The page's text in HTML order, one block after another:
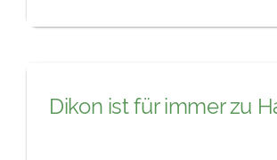
Dikon ist für immer zu